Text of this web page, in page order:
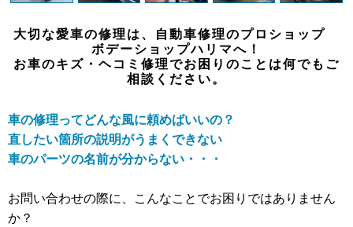
大切な愛車の修理は、自動車修理のプロショップ
ボデーショップハリマへ！
お車のキズ・ヘコミ修理でお困りのことは何でもご
相談ください。
車の修理ってどんな風に頼めばいいの？
直したい箇所の説明がうまくできない
車のパーツの名前が分からない・・・
お問い合わせの際に、こんなことでお困りではありません
か？